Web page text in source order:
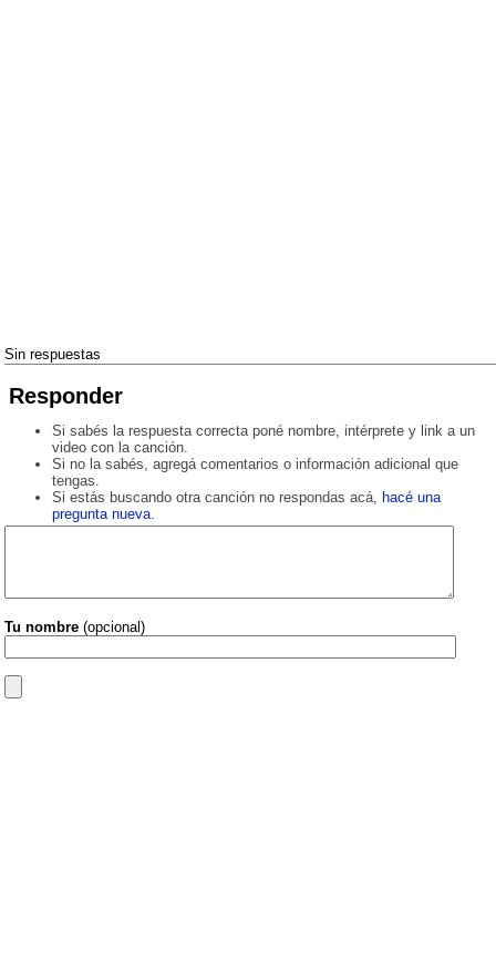
Sin respuestas
Responder
Si sabés la respuesta correcta poné nombre, intérprete y link a un
video con la canción.
Si no la sabés, agregá comentarios o información adicional que
tengas.
Si estás buscando otra canción no respondas acá, hacé una
pregunta nueva.
Tu nombre (opcional)